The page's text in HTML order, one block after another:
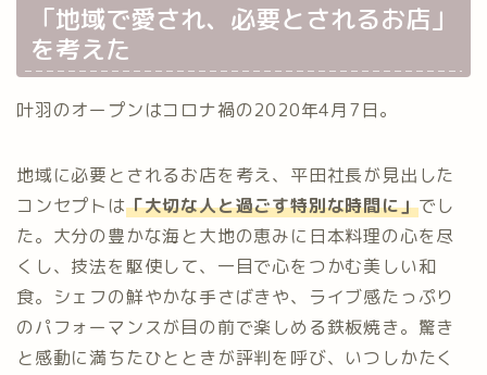
「地域で愛され、必要とされるお店」
を考えた
叶羽のオープンはコロナ禍の2020年4月7日。
地域に必要とされるお店を考え、平田社長が見出した
コンセプトは「大切な人と過ごす特別な時間に」でし
た。大分の豊かな海と大地の恵みに日本料理の心を尽
くし、技法を駆使して、一目で心をつかむ美しい和
食。シェフの鮮やかな手さばきや、ライブ感たっぷり
のパフォーマンスが目の前で楽しめる鉄板焼き。驚き
と感動に満ちたひとときが評判を呼び、いつしかたく